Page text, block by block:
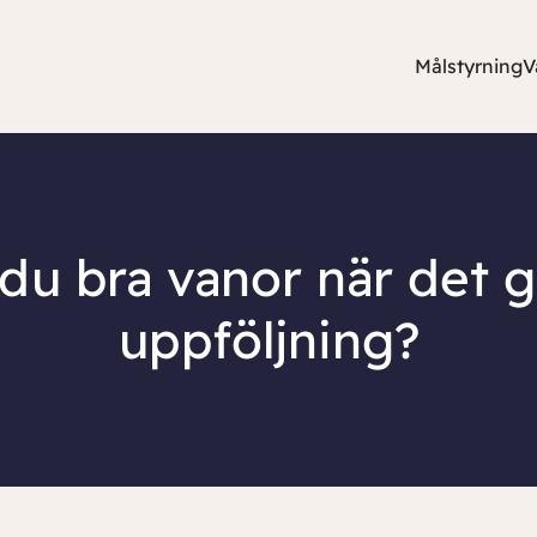
Målstyrning
bra vanor när det
uppföljning?